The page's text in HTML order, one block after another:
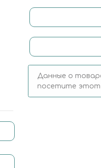
Данные о
посетите этот